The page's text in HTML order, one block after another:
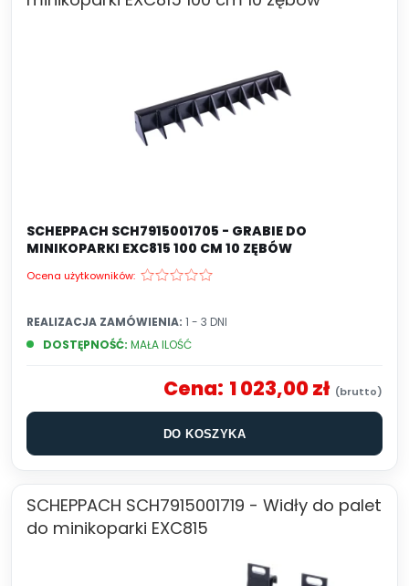
SCHEPPACH SCH7915001705 - GRABIE DO
MINIKOPARKI EXC815 100 CM 10 ZĘBÓW
Ocena użytkowników:
DOSTĘPNOŚĆ: MAŁA ILOŚĆ
REALIZACJA ZAMÓWIENIA: 1 - 3 DNI
Cena: 1 023,00 zł
DO KOSZYKA
SCHEPPACH SCH7915001719 - Widły do palet
do minikoparki EXC815